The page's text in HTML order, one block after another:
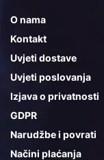
O nama
Kontakt
Uvjeti dostave
Uvjeti poslovanja
Izjava o privatnosti
GDPR
Narudžbe i povrati
Načini plaćanja